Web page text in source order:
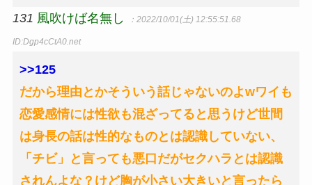
131 風吹けば名無し ：2022/10/01(土) 12:55:51.68
ID:Dgp4cCtA0.net
>>125
だから理由とかそういう話じゃないのよwワイも
恋愛感情には性欲も混ざってると思うけど世間
は身長の話は性的なものとは認識していない、
「チビ」と言っても悪口だがセクハラとは認識
されんよな？けど胸が小さい大きいと言ったら